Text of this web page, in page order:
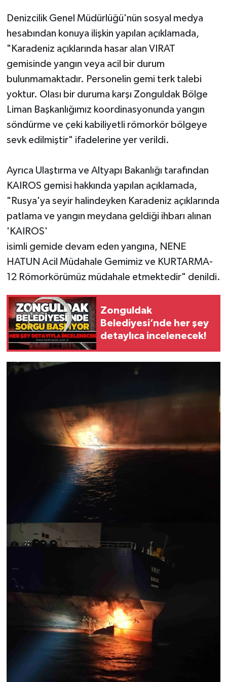
Denizcilik Genel Müdürlüğü'nün sosyal medya
hesabından konuya ilişkin yapılan açıklamada,
"Karadeniz açıklarında hasar alan VIRAT
gemisinde yangın veya acil bir durum
bulunmamaktadır. Personelin gemi terk talebi
yoktur. Olası bir duruma karşı Zonguldak Bölge
Liman Başkanlığımız koordinasyonunda yangın
söndürme ve çeki kabiliyetli römorkör bölgeye
sevk edilmiştir" ifadelerine yer verildi.
Ayrıca Ulaştırma ve Altyapı Bakanlığı tarafından
KAIROS gemisi hakkında yapılan açıklamada,
"Rusya'ya seyir halindeyken Karadeniz açıklarında
patlama ve yangın meydana geldiği ihbarı alınan
'KAIROS'
isimli gemide devam eden yangına, NENE
HATUN Acil Müdahale Gemimiz ve KURTARMA-
12 Römorkörümüz müdahale etmektedir" denildi.
Zonguldak
Belediyesi’nde her şey
detaylıca incelenecek!
Gökçebey
GÜNDEM
İş ilanı
Kültür - Sanat
Resmi İlan
Röportaj
Sağlık
SİYASET
Spor
Ulusal
Yaşam